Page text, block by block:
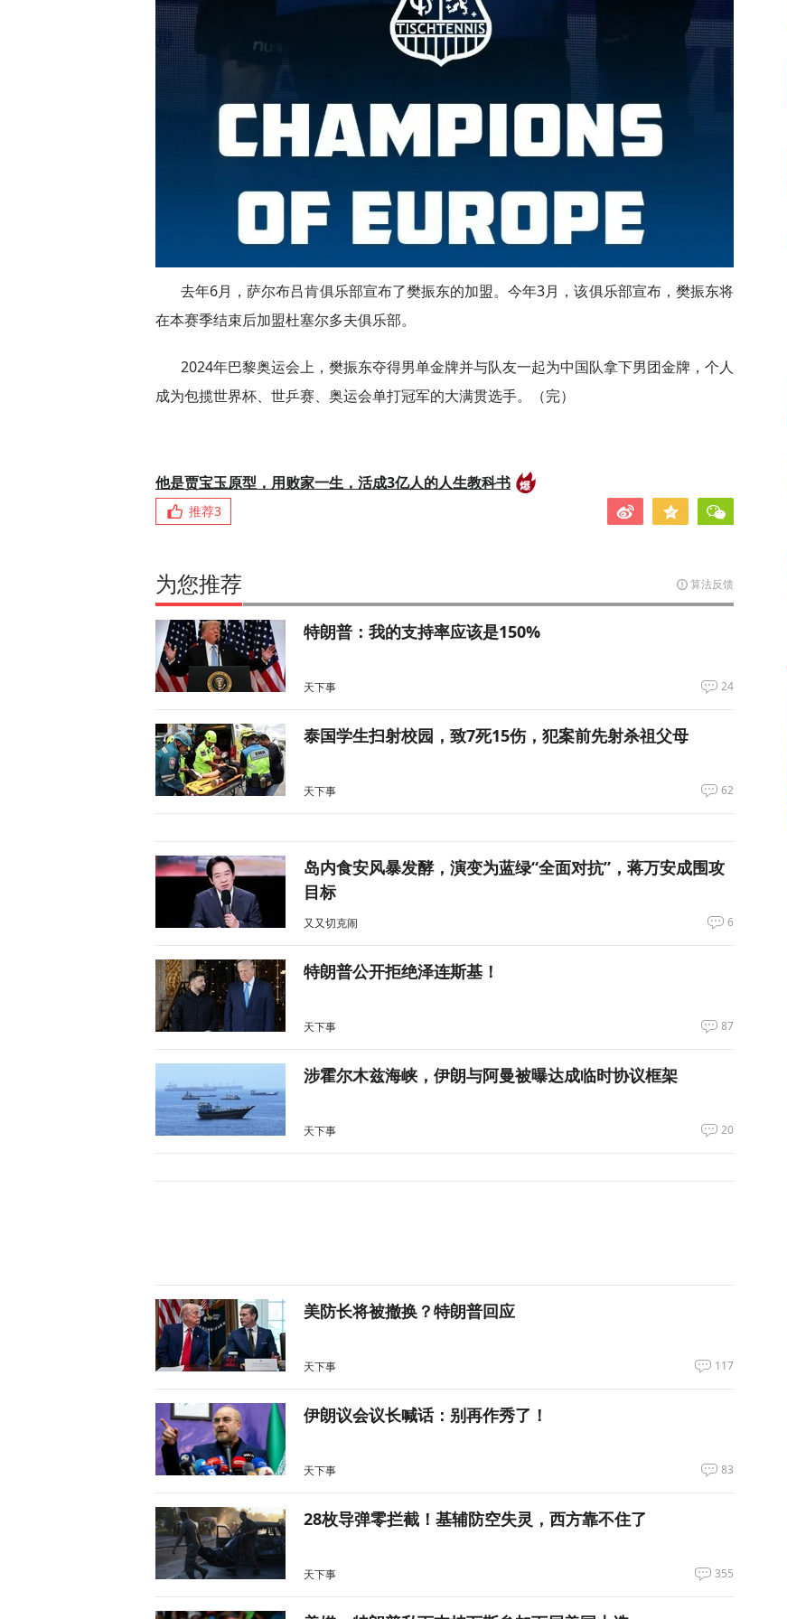
去年6月，萨尔布吕肯俱乐部宣布了樊振东的加盟。今年3月，该俱乐部宣布，樊振东将
在本赛季结束后加盟杜塞尔多夫俱乐部。
2024年巴黎奥运会上，樊振东夺得男单金牌并与队友一起为中国队拿下男团金牌，个人
成为包揽世界杯、世乒赛、奥运会单打冠军的大满贯选手。（完）
他是贾宝玉原型，用败家一生，活成3亿人的人生教科书
推荐3
为您推荐 算法反馈
特朗普：我的支持率应该是150%
天下事 24
泰国学生扫射校园，致7死15伤，犯案前先射杀祖父母
天下事 62
岛内食安风暴发酵，演变为蓝绿“全面对抗”，蒋万安成围攻
目标
又又切克闹 6
特朗普公开拒绝泽连斯基！
天下事 87
涉霍尔木兹海峡，伊朗与阿曼被曝达成临时协议框架
天下事 20
美防长将被撤换？特朗普回应
天下事 117
伊朗议会议长喊话：别再作秀了！
天下事 83
28枚导弹零拦截！基辅防空失灵，西方靠不住了
天下事 355